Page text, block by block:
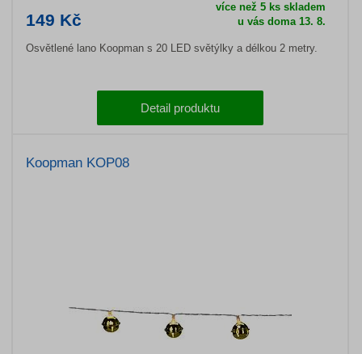
149 Kč
více než 5 ks skladem
u vás doma 13. 8.
Osvětlené lano Koopman s 20 LED světýlky a délkou 2 metry.
Detail produktu
Koopman KOP08